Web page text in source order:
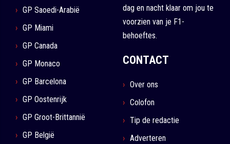
GP Saoedi-Arabië
GP Miami
GP Canada
GP Monaco
GP Barcelona
GP Oostenrijk
GP Groot-Brittannië
GP België
dag en nacht klaar om jou te
voorzien van je F1-
behoeftes.
CONTACT
Over ons
Colofon
Tip de redactie
Adverteren